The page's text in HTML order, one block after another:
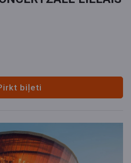
biļeti